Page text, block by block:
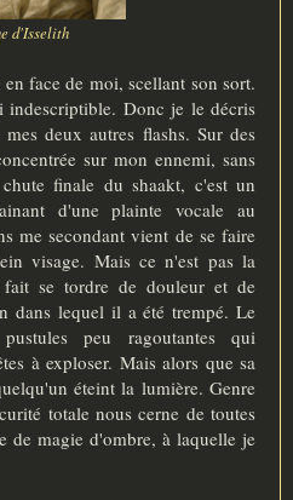
d'Isselith
face de moi, scellant son sort.
Donc je le décris
deux autres flashs. Sur des
sur mon ennemi, sans
finale du shaakt, c'est un
d'une plainte vocale au
me secondant vient de se faire
visage. Mais ce n'est pas la
se tordre de douleur et de
dans lequel il a été trempé. Le
peu ragoutantes qui
à exploser. Mais alors que sa
éteint la lumière. Genre
totale nous cerne de toutes
de magie d'ombre, à laquelle je